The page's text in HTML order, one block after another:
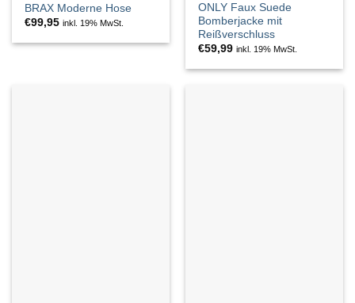
BRAX Moderne Hose
€99,95 inkl. 19% MwSt.
ONLY Faux Suede
Bomberjacke mit
Reißverschluss
€59,99 inkl. 19% MwSt.